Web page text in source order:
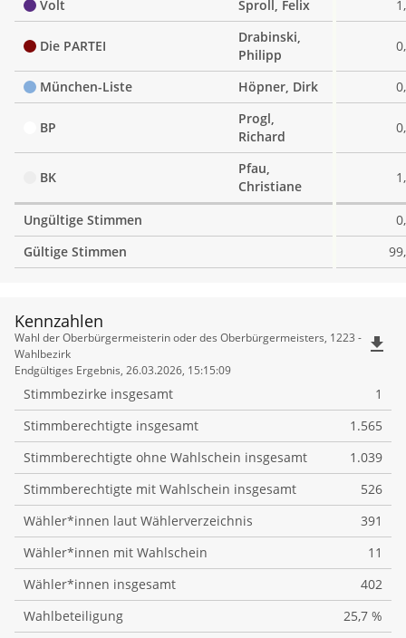
Volt Sproll, Felix
Die PARTEI
Drabinski,
Philipp
München-Liste Höpner, Dirk
BP
Progl,
Richard
BK
Pfau,
Christiane
Ungültige Stimmen
Gültige Stimmen
Kennzahlen
Kennzahlen
Wahl der Oberbürgermeisterin oder des Oberbürgermeisters, 1223 -
Wahlbezirk
Endgültiges Ergebnis, 26.03.2026, 15:15:09
file_download
Stimmbezirke insgesamt
1
Stimmberechtigte insgesamt
1.565
Stimmberechtigte ohne Wahlschein insgesamt
1.039
Stimmberechtigte mit Wahlschein insgesamt
526
Wähler*innen laut Wählerverzeichnis
391
Wähler*innen mit Wahlschein
11
Wähler*innen insgesamt
402
Wahlbeteiligung
25,7 %